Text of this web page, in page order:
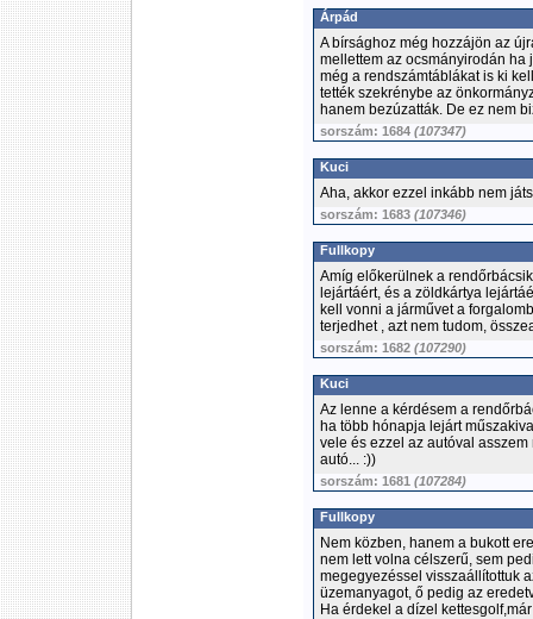
Árpád
A bírsághoz még hozzájön az
mellettem az ocsmányirodán ha
még a rendszámtáblákat is ki
tették szekrénybe az
hanem bezúzatták. De ez nem
sorszám: 1684 (107347)
Kuci
Aha, akkor ezzel inkább nem
sorszám: 1683 (107346)
Fullkopy
Amíg előkerülnek a
lejártáért, és a zöldkártya
kell vonni a járművet a
terjedhet , azt nem tudom,
sorszám: 1682 (107290)
Kuci
Az lenne a kérdésem a
ha több hónapja lejárt
vele és ezzel az autóval
autó... :))
sorszám: 1681 (107284)
Fullkopy
Nem közben, hanem a bukott
nem lett volna célszerű, sem
megegyezéssel visszaállítottuk
üzemanyagot, ő pedig az
Ha érdekel a dízel